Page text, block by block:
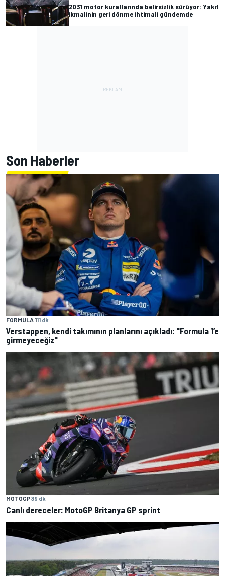
2031 motor kurallarında belirsizlik sürüyor: Yakıt
ikmalinin geri dönme ihtimali gündemde
Son Haberler
FORMULA 111 dk
Verstappen, kendi takımının planlarını açıkladı: "Formula 1’e
girmeyeceğiz"
MOTOGP39 dk
Canlı dereceler: MotoGP Britanya GP sprint